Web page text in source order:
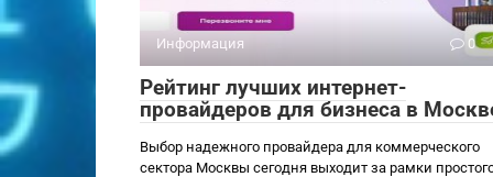
Информация 0
Рейтинг лучших интернет-
провайдеров для бизнеса в
Выбор надежного провайдера для коммерческого
сектора Москвы сегодня выходит за рамки